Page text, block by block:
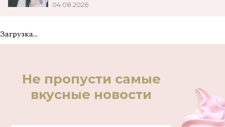
04.08.2026
Загрузка...
Не пропусти самые
вкусные новости